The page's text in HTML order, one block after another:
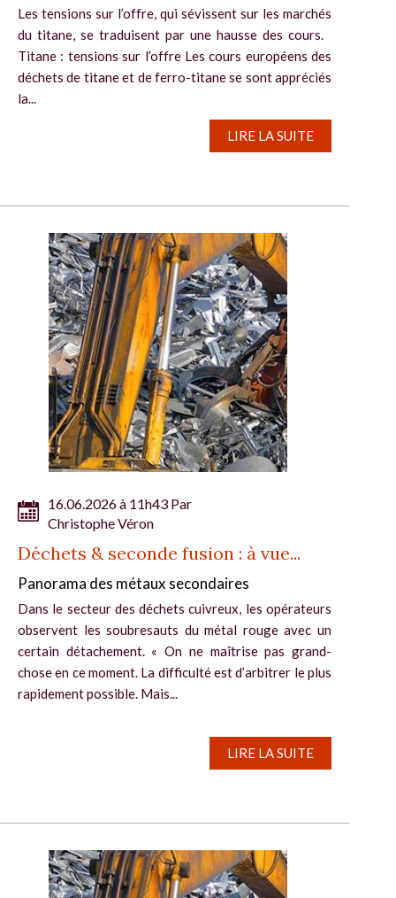
Les tensions sur l’offre, qui sévissent sur les marchés
du titane, se traduisent par une hausse des cours.
Titane : tensions sur l’offre Les cours européens des
déchets de titane et de ferro-titane se sont appréciés
la...
LIRE LA SUITE
16.06.2026 à 11h43 Par
Christophe Véron
Déchets & seconde fusion : à vue...
Panorama des métaux secondaires
Dans le secteur des déchets cuivreux, les opérateurs
observent les soubresauts du métal rouge avec un
certain détachement. « On ne maîtrise pas grand-
chose en ce moment. La difficulté est d’arbitrer le plus
rapidement possible. Mais...
LIRE LA SUITE